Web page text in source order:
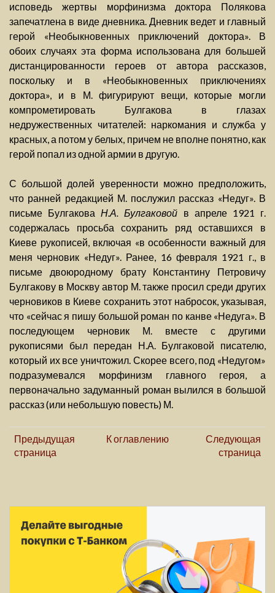
исповедь жертвы морфинизма доктора Полякова
запечатлена в виде дневника. Дневник ведет и главный
герой «Необыкновенных приключений доктора». В
обоих случаях эта форма использована для большей
дистанцированности героев от автора рассказов,
поскольку и в «Необыкновенных приключениях
доктора», и в М. фигурируют вещи, которые могли
компрометировать Булгакова в глазах
недружественных читателей: наркомания и служба у
красных, а потом у белых, причем не вполне понятно, как
герой попал из одной армии в другую.
С большой долей уверенности можно предположить,
что ранней редакцией М. послужил рассказ «Недуг». В
письме БулгаковаН.А. Булгаковой в апреле 1921 г.
содержалась просьба сохранить ряд оставшихся в
Киеве рукописей, включая «в особенности важный для
меня черновик «Недуг». Ранее, 16 февраля 1921 г., в
письме двоюродному брату Константину Петровичу
Булгакову в Москву автор М. также просил среди других
черновиков в Киеве сохранить этот набросок, указывая,
что «сейчас я пишу большой роман по канве «Недуга». В
последующем черновик М. вместе с другими
рукописями был передан Н.А. Булгаковой писателю,
который их все уничтожил. Скорее всего, под «Недугом»
подразумевался морфинизм главного героя, а
первоначально задуманный роман вылился в большой
рассказ (или небольшую повесть) М.
Предыдущая
страница
К оглавлению
Следующая
страница